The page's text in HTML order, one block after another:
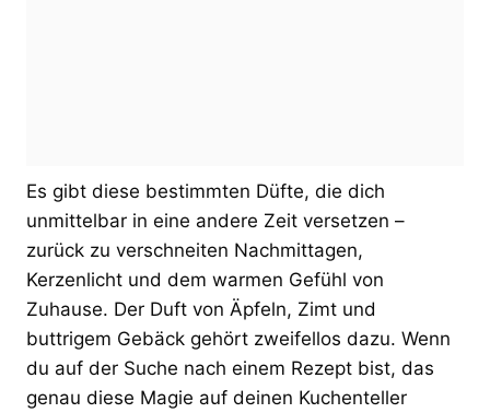
Es gibt diese bestimmten Düfte, die dich
unmittelbar in eine andere Zeit versetzen –
zurück zu verschneiten Nachmittagen,
Kerzenlicht und dem warmen Gefühl von
Zuhause. Der Duft von Äpfeln, Zimt und
buttrigem Gebäck gehört zweifellos dazu. Wenn
du auf der Suche nach einem Rezept bist, das
genau diese Magie auf deinen Kuchenteller